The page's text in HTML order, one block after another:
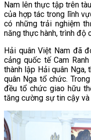
Nam lên thực tập trên
của hợp tác trong lĩnh
có những trải nghiệm
năng thực hành, trình độ
Hải quân Việt Nam đã
cảng quốc tế Cam
thành lập Hải quân Nga,
quân Nga tổ chức.
đều tổ chức giao hữu
tăng cường sự tin cậy và